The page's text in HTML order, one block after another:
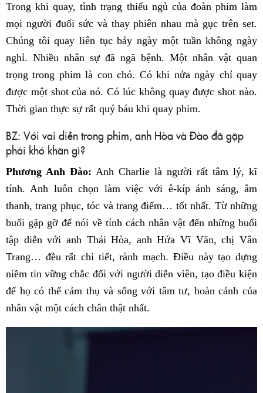
Trong khi quay, tình trạng thiếu ngủ của đoàn phim làm
mọi người đuối sức và thay phiên nhau mà gục trên set.
Chúng tôi quay liên tục bảy ngày một tuần không ngày
nghỉ. Nhiều nhân sự đã ngã bệnh. Một nhân vật quan
trọng trong phim là con chó. Có khi nửa ngày chỉ quay
được một shot của nó. Có lúc không quay được shot nào.
Thời gian thực sự rất quý báu khi quay phim.
BZ: Với vai diễn trong phim, anh Hòa và Đào đã gặp
phải khó khăn gì?
Phương Anh Đào: Anh Charlie là người rất tâm lý, kĩ
tính. Anh luôn chọn làm việc với ê-kíp ánh sáng, âm
thanh, trang phục, tóc và trang điểm… tốt nhất. Từ những
buổi gặp gỡ để nói về tính cách nhân vật đến những buổi
tập diễn với anh Thái Hòa, anh Hứa Vĩ Văn, chị Vân
Trang… đều rất chi tiết, rành mạch. Điều này tạo dựng
niềm tin vững chắc đối với người diễn viên, tạo điều kiện
để họ có thể cảm thụ và sống với tâm tư, hoàn cảnh của
nhân vật một cách chân thật nhất.